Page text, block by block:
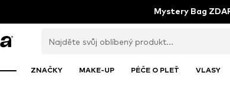
Mystery Bag
ZNAČKY MAKE-UP PÉČE O PLEŤ VLASY